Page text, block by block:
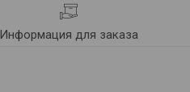
Информация для заказа